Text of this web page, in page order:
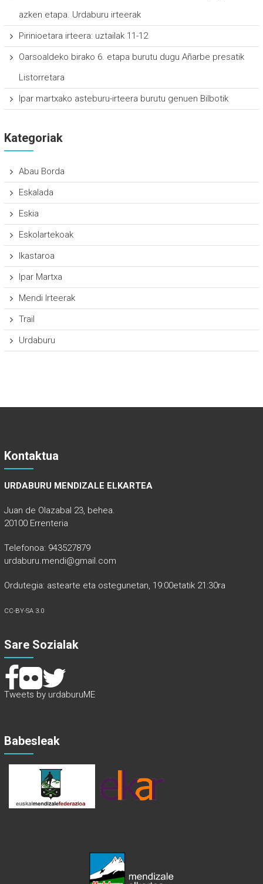
azken etapa. Urdaburu irteerak
Pirinioetara irteera: uztailak 11-12
Oarsoaldeko birako 6. etapa burutu dugu Añarbe presatik
Listorretara
Ipar martxako asteburu-irteera burutu genuen Bilbotik
Kategoriak
Abau Borda
Eskalada
Eskia
Eskolartekoak
Ikastaroa
Ipar Martxa
Mendi Irteerak
Trail
Urdaburu
Kontaktua
URDABURU MENDIZALE ELKARTEA
Juan de Olazabal 23, behea.
20100 Errenteria
Telefonoa: 943527879
urdaburu.mendi@gmail.com
Ordutegia: astearte eta ostegunetan, 19:00etatik 21:30ra
CC-BY-SA 3.0
Sare Sozialak
Tweets by urdaburuME
Babesleak